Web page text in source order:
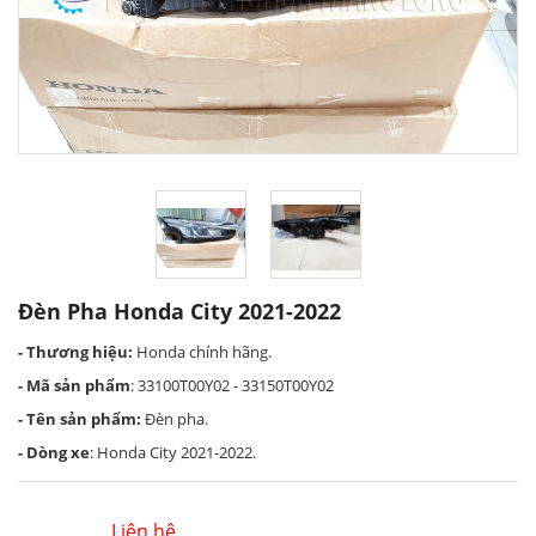
Đèn Pha Honda City 2021-2022
- Thương hiệu: Honda chính hãng.
- Mã sản phẩm: 33100T00Y02 - 33150T00Y02
- Tên sản phẩm: Đèn pha.
- Dòng xe: Honda City 2021-2022.